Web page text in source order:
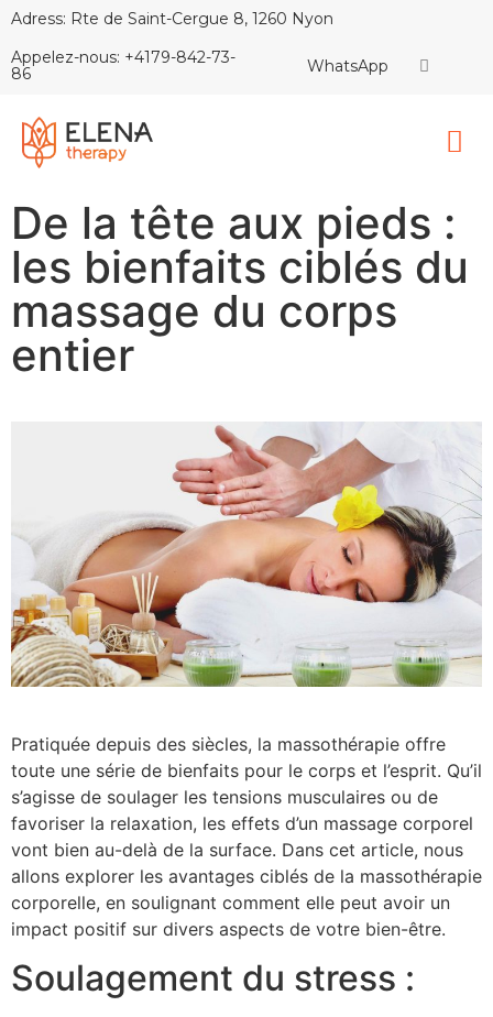
Adress: Rte de Saint-Cergue 8, 1260 Nyon
Appelez-nous: +4179-842-73-
86
WhatsApp
De la tête aux pieds :
les bienfaits ciblés du
massage du corps
entier
Pratiquée depuis des siècles, la massothérapie offre
toute une série de bienfaits pour le corps et l’esprit. Qu’il
s’agisse de soulager les tensions musculaires ou de
favoriser la relaxation, les effets d’un massage corporel
vont bien au-delà de la surface. Dans cet article, nous
allons explorer les avantages ciblés de la massothérapie
corporelle, en soulignant comment elle peut avoir un
impact positif sur divers aspects de votre bien-être.
Soulagement du stress :